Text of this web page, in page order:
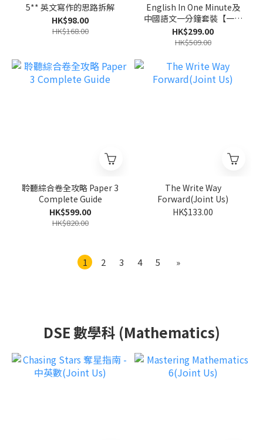
5** 英文寫作的思路拆解
HK$98.00
HK$168.00
English In One Minute及
中國語文一分鐘套裝【一套
13本】(Joint Us)
HK$299.00
HK$509.00
聆聽綜合卷全攻略 Paper 3
Complete Guide
HK$599.00
HK$820.00
The Write Way
Forward(Joint Us)
HK$133.00
1 2 3 4 5 »
DSE 數學科 (Mathematics)